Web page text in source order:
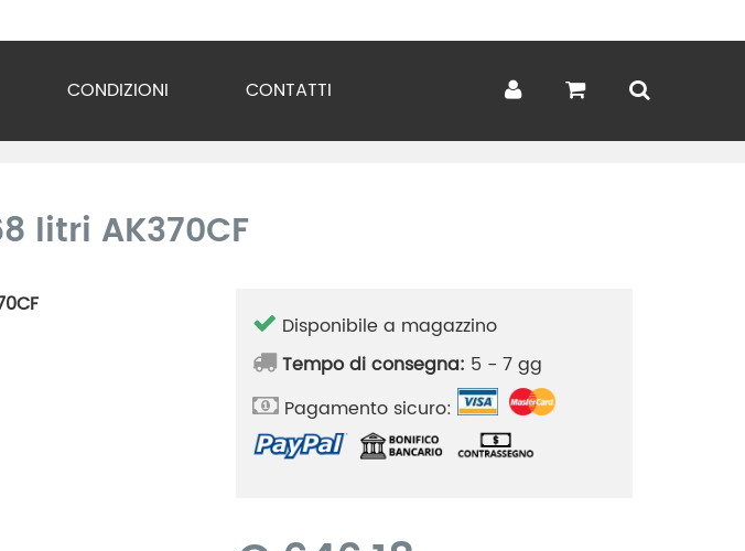
CONDIZIONI CONTATTI
litri AK370CF
Disponibile a magazzino
Tempo di consegna: 5 - 7 gg
Pagamento sicuro: